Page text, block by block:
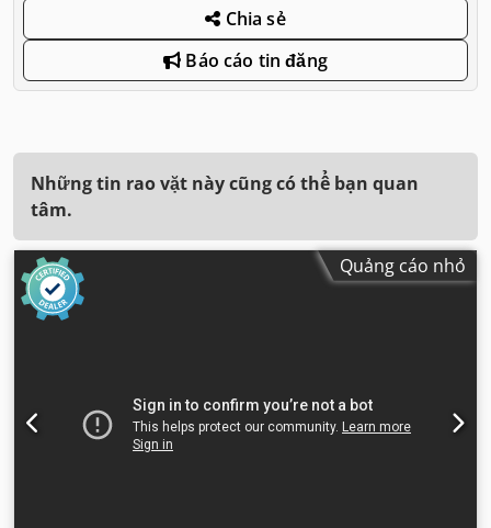
Chia sẻ
Báo cáo tin đăng
Những tin rao vặt này cũng có thể bạn quan
tâm.
Quảng cáo nhỏ